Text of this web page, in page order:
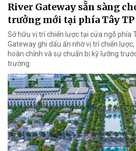
River Gateway sẵn sàng
trưởng mới tại phía Tây TP
Sở hữu vị trí chiến lược tại cửa ngõ phía
Gateway ghi dấu ấn nhờ vị trí chiến
hoàn chỉnh và sự chuẩn bị kỹ lưỡng
trường.